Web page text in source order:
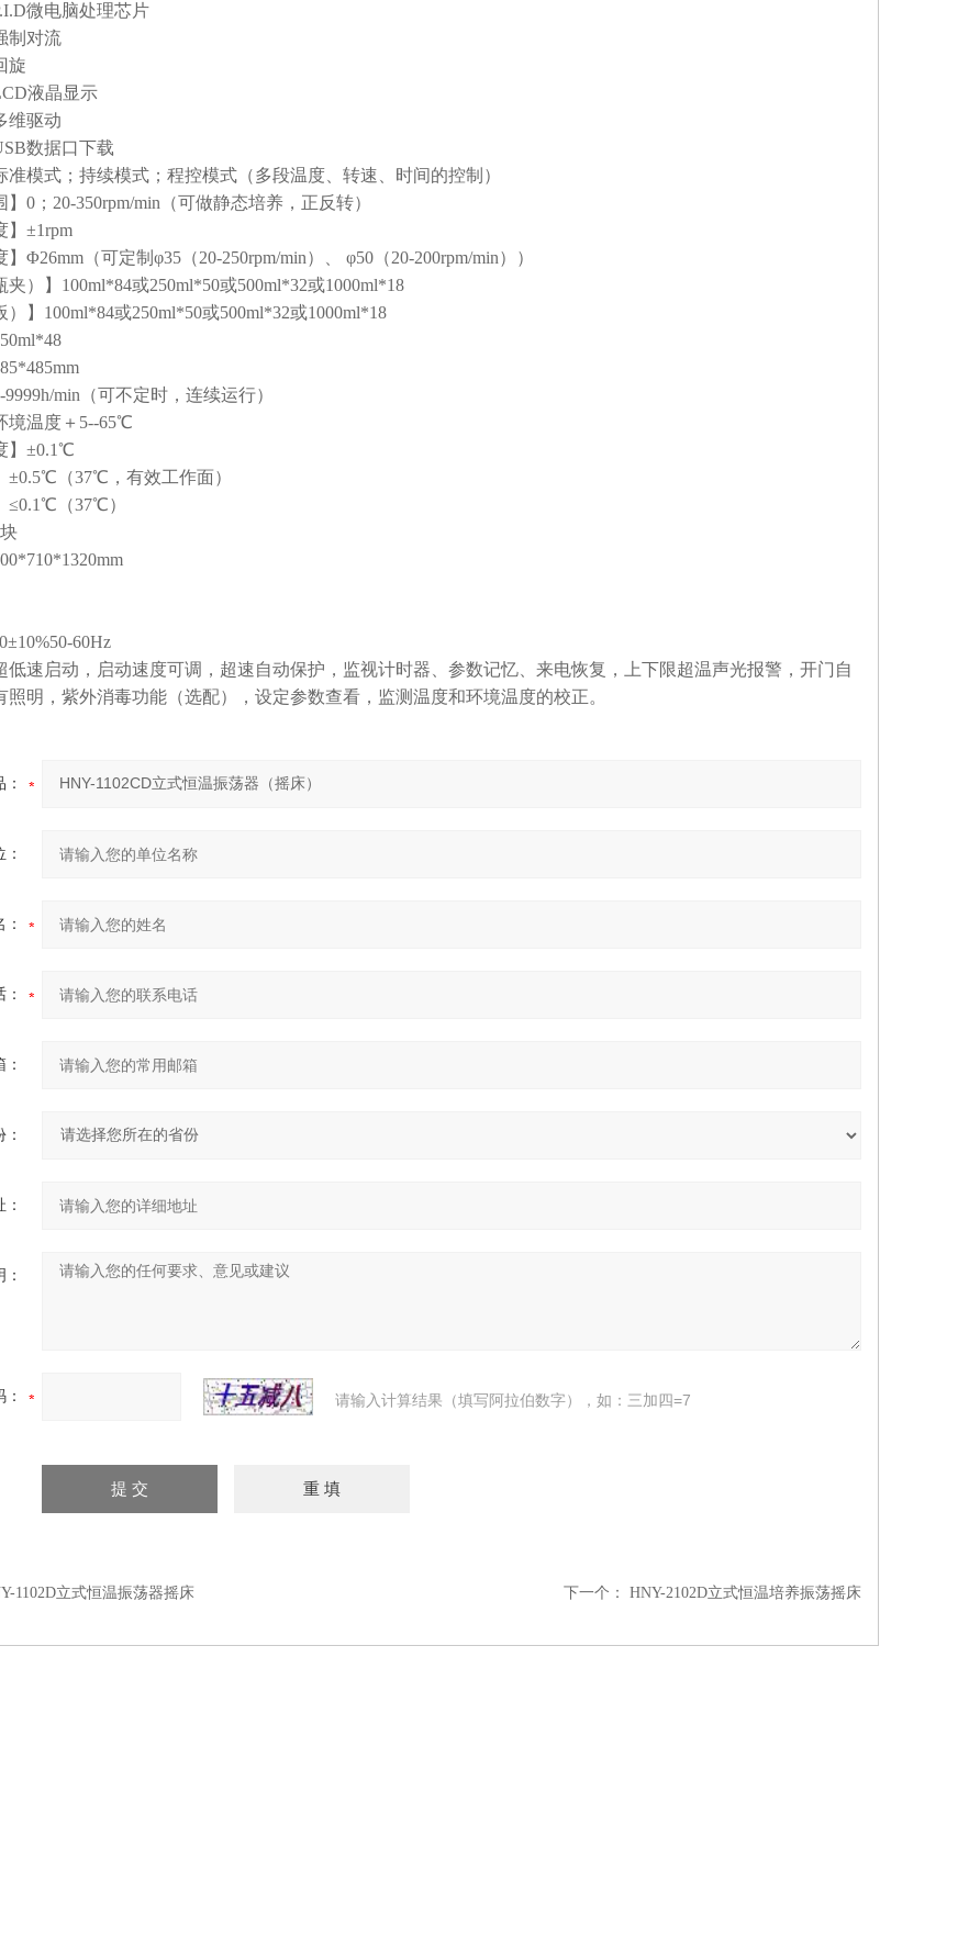
微电脑处理芯片
制对流
旋
液晶显示
维驱动
数据口下载
准模式；持续模式；程控模式（多段温度、转速、时间的控制）
】0；20-350rpm/min（可做静态培养，正反转）
】±1rpm
】Φ26mm（可定制φ35（20-250rpm/min）、 φ50（20-200rpm/min））
夹）】100ml*84或250ml*50或500ml*32或1000ml*18
）】100ml*84或250ml*50或500ml*32或1000ml*18
9999h/min（可不定时，连续运行）
境温度＋5--65℃
】±0.1℃
±0.5℃（37℃，有效工作面）
≤0.1℃（37℃）
60Hz
低速启动，启动速度可调，超速自动保护，监视计时器、参数记忆、来电恢复，上下限超温声光报警，开门自
照明，紫外消毒功能（选配），设定参数查看，监测温度和环境温度的校正。
：
请输入计算结果（填写阿拉伯数字），如：三加四=7
1102D立式恒温振荡器摇床 下一个： HNY-2102D立式恒温培养振荡摇床